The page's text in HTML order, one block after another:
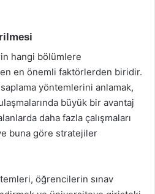
hangi bölümlere
en önemli faktörlerden biridir.
yöntemlerini anlamak,
büyük bir avantaj
daha fazla çalışmaları
buna göre stratejiler
öğrencilerin sınav